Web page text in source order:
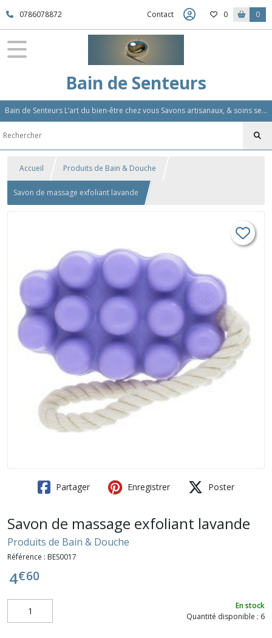
0786078872 Contact 0 0
Bain de Senteurs
Bain de Senteurs L’art du bien-être chez vous Savons artisanaux, & soins sensoriels, Aromathérapie et Parfums d'Ambiance,Soin Des Cheveux
Accueil Produits de Bain & Douche
Savon de massage exfoliant lavande
Partager Enregistrer Poster
Savon de massage exfoliant lavande
Produits de Bain & Douche
Référence : BES0017
4€60
En stock
Quantité disponible : 6